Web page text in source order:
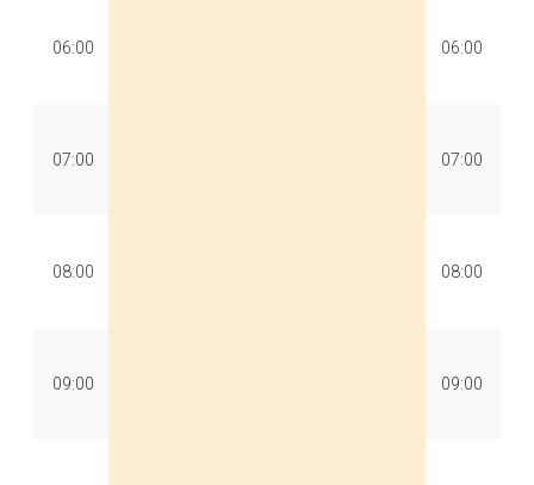
06:00 06:00
07:00 07:00
08:00 08:00
09:00 09:00